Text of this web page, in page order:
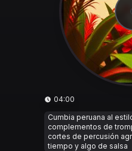
04:00
Cumbia peruana al
complementos de
cortes de percusión
tiempo y algo de salsa